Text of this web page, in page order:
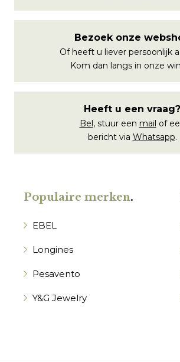
Bezoek onze
Of heeft u liever persoonlijk
Kom dan langs in onze
Heeft u een vraag?
Bel, stuur een mail of
bericht via Whatsapp.
Populaire merken.
EBEL
Longines
Pesavento
Y&G Jewelry